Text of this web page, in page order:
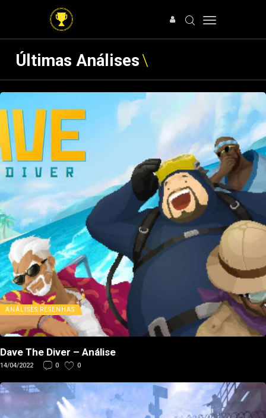
NOTÍCIAS
ARTIGOS
ANÁLISES
OFERTAS
SOBRE NÓS
Últimas Análises
ANÁLISES RESENHAS
Dave The Diver – Análise
14/04/2022 0 0